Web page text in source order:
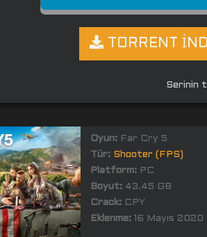
TORRENT
Serinin
Oyun:Far Cry 5
Tür: Shooter (FPS)
Platform:PC
Boyut:43.45 GB
Crack:CPY
Eklenme:16 Mayıs 2020